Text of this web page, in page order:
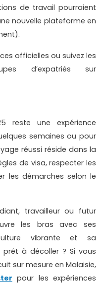
de travail pourraient
nouvelle plateforme en
officielles ou suivez les
d’expatriés sur
reste une expérience
semaines ou pour
réussi réside dans la
de visa, respecter les
les démarches selon le
travailleur ou futur
les bras avec ses
vibrante et sa
prêt à décoller ? Si vous
sur mesure en Malaisie,
pour les expériences